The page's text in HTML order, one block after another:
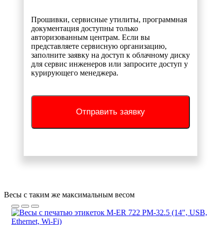
Прошивки, сервисные утилиты, программная
документация доступны только
авторизованным центрам. Если вы
представляете сервисную организацию,
заполните заявку на доступ к облачному диску
для сервис инженеров или запросите доступ у
курирующего менеджера.
Отправить заявку
Весы с таким же максимальным весом